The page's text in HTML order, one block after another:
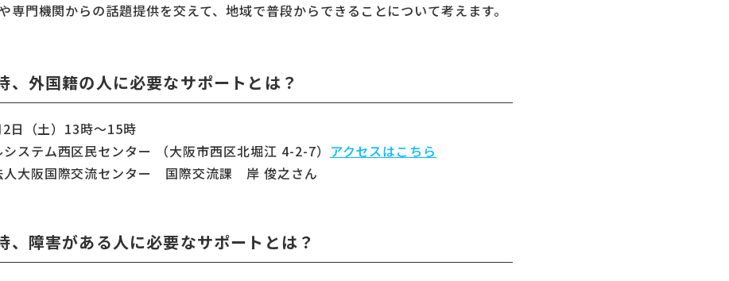
専門機関からの話題提供を交えて、地域で普段からできることについて考えます。
、外国籍の人に必要なサポートとは？
日（土）13時〜15時
ステム西区民センター （大阪市西区北堀江 4-2-7） アクセスはこちら
人大阪国際交流センター 国際交流課 岸 俊之さん
、障害がある人に必要なサポートとは？